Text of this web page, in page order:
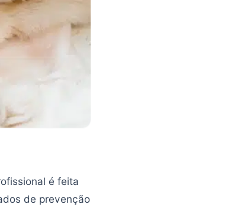
é feita
de prevenção